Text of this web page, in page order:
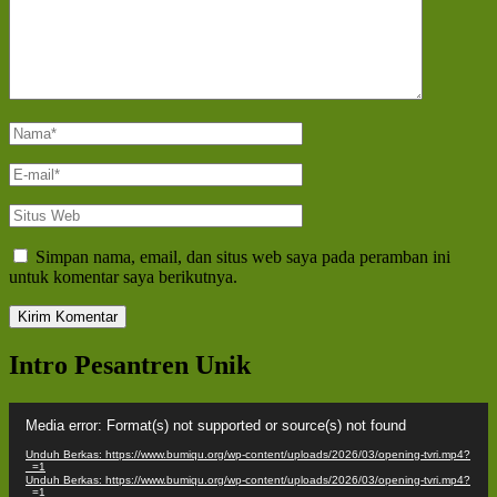
Nama*
E-
mail*
Situs
Web
Simpan nama, email, dan situs web saya pada peramban ini
untuk komentar saya berikutnya.
Intro Pesantren Unik
Video
Media error: Format(s) not supported or source(s) not found
Unduh Berkas: https://www.bumiqu.org/wp-content/uploads/2026/03/opening-tvri.mp4?
_=1
Unduh Berkas: https://www.bumiqu.org/wp-content/uploads/2026/03/opening-tvri.mp4?
_=1